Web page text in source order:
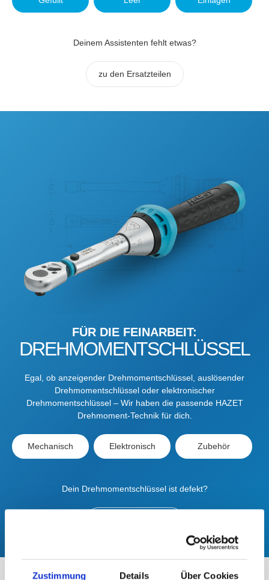
Zustimmung Details Über Cookies
Deinem Assistenten fehlt etwas?
zu den Ersatzteilen
FÜR DIE FEINARBEIT:
DREHMOMENTSCHLÜSSEL
Egal, ob anzeigender Drehmomentschlüssel, auslösender
Drehmomentschlüssel oder elektronischer
Drehmomentschlüssel – Wir haben die passende HAZET
Drehmoment-Technik für dich.
Mechanisch Elektronisch Zubehör
Dein Drehmomentschlüssel ist defekt?